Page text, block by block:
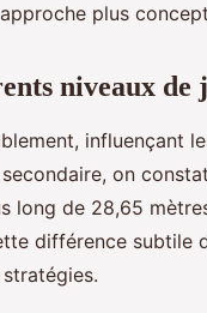
plus
niveaux de
influençant
secondaire, on
long de 28,65
différence subtile